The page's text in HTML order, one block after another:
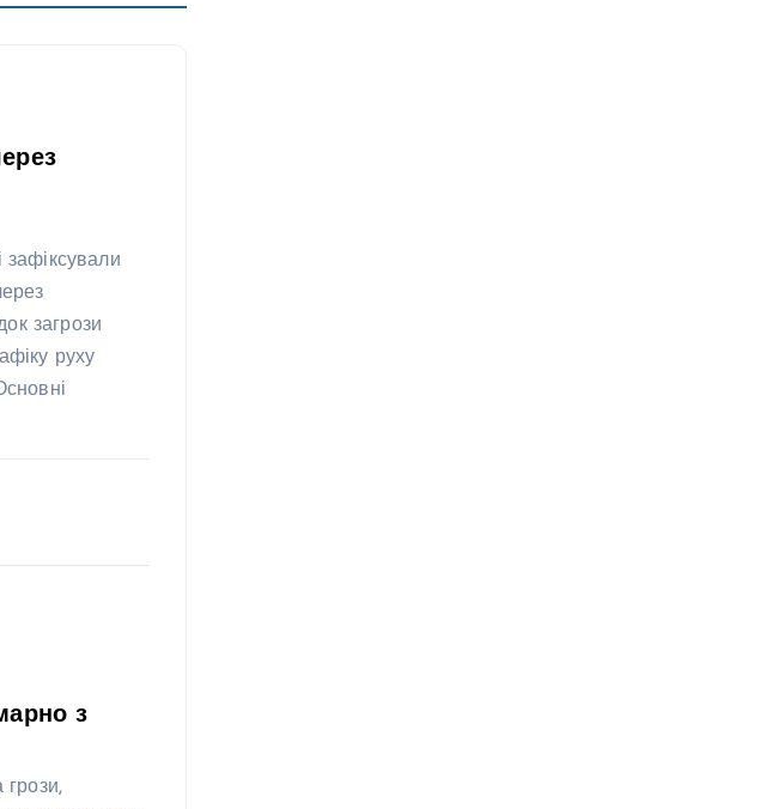
зафіксували
загрози
руху
з
грози,